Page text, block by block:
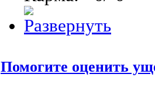
Помогите оценить